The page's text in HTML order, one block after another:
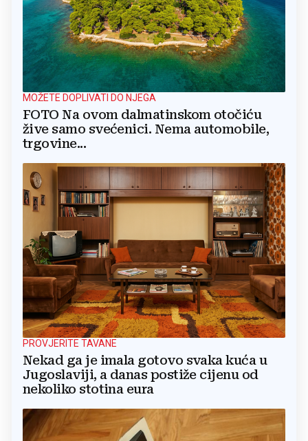
MOŽETE DOPLIVATI DO NJEGA
FOTO Na ovom dalmatinskom otočiću
žive samo svećenici. Nema automobile,
trgovine...
PROVJERITE TAVANE
Nekad ga je imala gotovo svaka kuća u
Jugoslaviji, a danas postiže cijenu od
nekoliko stotina eura